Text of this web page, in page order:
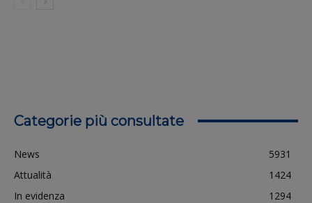
Categorie più consultate
News
5931
Attualità
1424
In evidenza
1294